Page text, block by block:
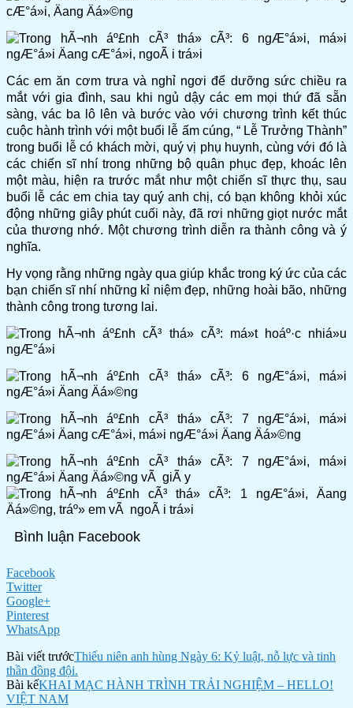
Các em ăn cơm trưa và nghỉ ngơi để dưỡng sức chiều ra
mắt với gia đình, sau khi ngủ dậy các em mọi thứ đã sẵn
sàng, vác ba lô lên và bước vào với chương trình kết thúc
cuộc hành trình với một buổi lễ ấm cúng, “ Lễ Trưởng Thành”
trong buổi lễ có khách mời, quý vị phụ huynh, cùng với đó là
các chiến sĩ nhí trong những bộ quân phục đẹp, khoác lên
một màu, hiện ra trước mắt như một chiến sĩ thực thụ, sau
buổi lễ các em chia tay quý anh chị, có bạn không khỏi xúc
động những giây phút cuối này, đã rơi những giọt nước mắt
của thương nhớ. Một chương trình diễn ra thành công và ý
nghĩa.
Hy vọng rằng những ngày qua giúp khắc trong ký ức của các
bạn chiến sĩ nhí những kỉ niệm đẹp, những hoài bão, những
thành công trong tương lai.
Bình luận Facebook
Facebook
Twitter
Google+
Pinterest
WhatsApp
Bài viết trướcThiếu niên anh hùng Ngày 6: Kỷ luật, nỗ lực và tinh
thần đồng đội.
Bài kếKHAI MẠC HÀNH TRÌNH TRẢI NGHIỆM – HELLO!
VIỆT NAM